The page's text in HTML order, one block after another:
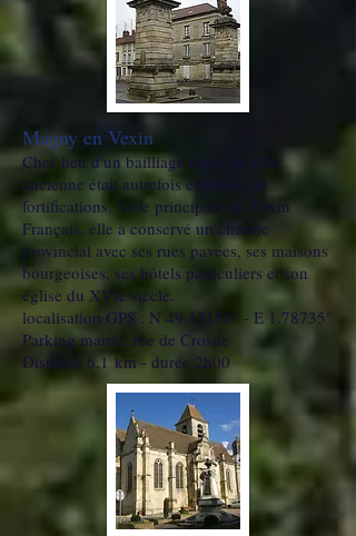
Magny en Vexin
Chef-lieu d'un bailliage royal, la ville
ancienne était autrefois entourée de
fortifications. Ville principale du Vexin
Français, elle a conservé un charme
provincial avec ses rues pavées, ses maisons
bourgeoises, ses hôtels particuliers et son
église du XVIe siècle.
localisation GPS : N 49.15150° - E 1.78735°
Parking mairie, rue de Crosne
Distance 6,1 km - durée 2h00